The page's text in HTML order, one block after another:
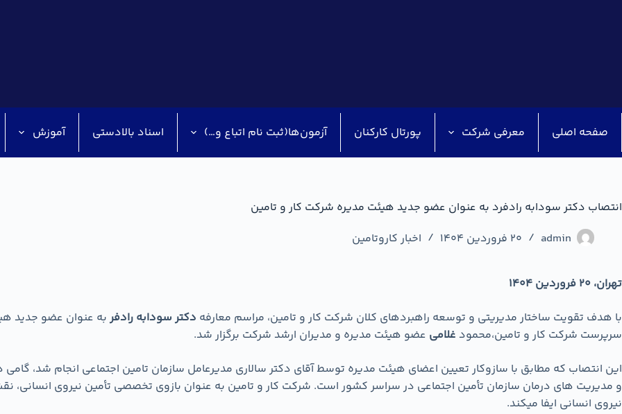
صفحه اصلی معرفی شرکت پورتال کارکنان آزمون‌ها(ثبت نام اتباع و…) اسناد بالادستی آموزش
انتصاب دکتر سودابه رادفرد به عنوان عضو جدید هیئت مدیره شرکت کار و تامین
admin
20 فروردین 1404 اخبار کاروتامین
تهران، ۲۰ فروردین ۱۴۰4
با هدف تقویت ساختار مدیریتی و توسعه راهبردهای کلان شرکت کار و تامین، مراسم معارفه دکتر سودابه رادفر به عنوان عضو جدید
سرپرست شرکت کار و تامین،محمود غلامی عضو هیئت مدیره و مدیران ارشد شرکت برگزار شد.
این انتصاب که مطابق با سازوکار تعیین اعضای هیئت مدیره توسط آقای دکتر سالاری مدیرعامل سازمان تامین اجتماعی انجام شد، گامی
و مدیریت های درمان سازمان تأمین اجتماعی در سراسر کشور است. شرکت کار و تامین به عنوان بازوی تخصصی تأمین نیروی انسانی،
نیروی انسانی ایفا میکند.